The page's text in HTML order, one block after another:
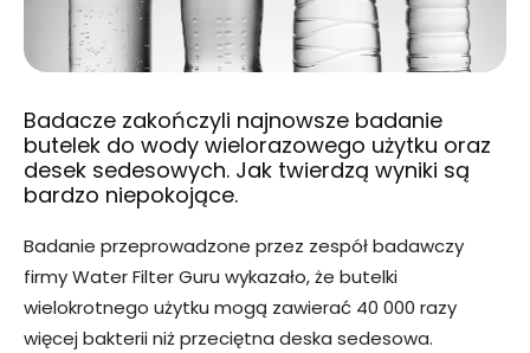
Badacze zakończyli najnowsze badanie
butelek do wody wielorazowego użytku oraz
desek sedesowych. Jak twierdzą wyniki są
bardzo niepokojące.
Badanie przeprowadzone przez zespół badawczy
firmy Water Filter Guru wykazało, że butelki
wielokrotnego użytku mogą zawierać 40 000 razy
więcej bakterii niż przeciętna deska sedesowa.